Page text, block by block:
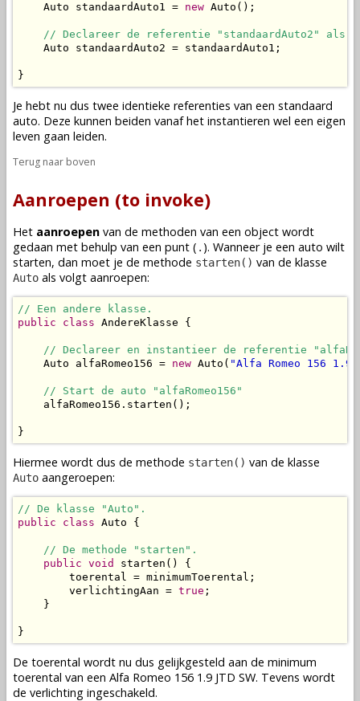
    Auto standaardAuto1 =
new Auto();
// Declareer de referentie "standaardAuto2" als
    Auto standaardAuto2 = standaardAuto1;
}
Je hebt nu dus twee identieke referenties van een standaard
auto. Deze kunnen beiden vanaf het instantieren wel een eigen
leven gaan leiden.
Terug naar boven
Aanroepen (to invoke)
Het aanroepen van de methoden van een object wordt
gedaan met behulp van een punt ( . ). Wanneer je een auto wilt
starten, dan moet je de methode starten() van de klasse
Auto als volgt aanroepen:
// Een andere klasse.
public
class AndereKlasse {
// Declareer en instantieer de referentie
    Auto alfaRomeo156 =
new Auto( "Alfa Romeo 156 1.9
// Start de auto "alfaRomeo156"
    alfaRomeo156.starten();
}
Hiermee wordt dus de methode starten() van de klasse
Auto aangeroepen:
// De klasse "Auto".
public
class Auto {
// De methode "starten".
public void
starten() {
        toerental = minimumToerental;
        verlichtingAan =
true ;
    }
}
De toerental wordt nu dus gelijkgesteld aan de minimum
toerental van een Alfa Romeo 156 1.9 JTD SW. Tevens wordt
de verlichting ingeschakeld.